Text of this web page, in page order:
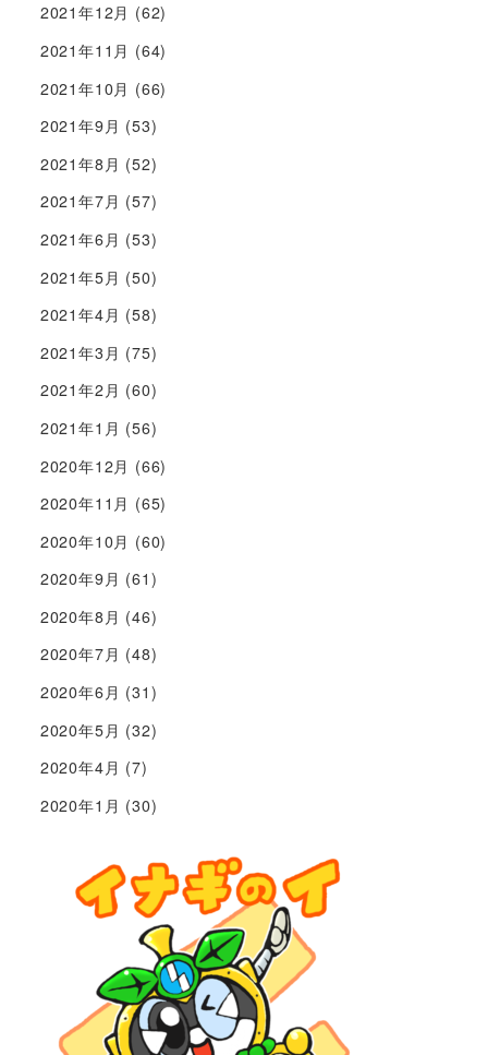
2021年12月 (62)
2021年11月 (64)
2021年10月 (66)
2021年9月 (53)
2021年8月 (52)
2021年7月 (57)
2021年6月 (53)
2021年5月 (50)
2021年4月 (58)
2021年3月 (75)
2021年2月 (60)
2021年1月 (56)
2020年12月 (66)
2020年11月 (65)
2020年10月 (60)
2020年9月 (61)
2020年8月 (46)
2020年7月 (48)
2020年6月 (31)
2020年5月 (32)
2020年4月 (7)
2020年1月 (30)